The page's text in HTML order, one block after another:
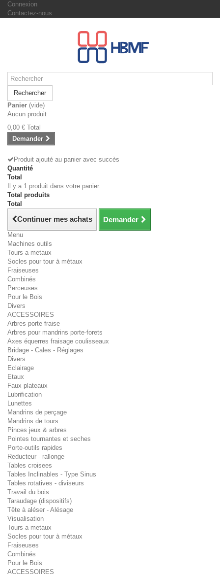
Connexion
Contactez-nous
Rechercher
Panier (vide)
Aucun produit
0,00 € Total
Demander
Produit ajouté au panier avec succès
Quantité
Total
Il y a 1 produit dans votre panier.
Total produits
Total
Continuer mes achats Demander
Menu
Machines outils
Tours a metaux
Socles pour tour à métaux
Fraiseuses
Combinés
Perceuses
Pour le Bois
Divers
ACCESSOIRES
Arbres porte fraise
Arbres pour mandrins porte-forets
Axes équerres fraisage coulisseaux
Bridage - Cales - Réglages
Divers
Eclairage
Etaux
Faux plateaux
Lubrification
Lunettes
Mandrins de perçage
Mandrins de tours
Pinces jeux & arbres
Pointes tournantes et seches
Porte-outils rapides
Reducteur - rallonge
Tables croisees
Tables Inclinables - Type Sinus
Tables rotatives - diviseurs
Travail du bois
Taraudage (dispositifs)
Tête à aléser - Alésage
Visualisation
Tours a metaux
Socles pour tour à métaux
Fraiseuses
Combinés
Pour le Bois
ACCESSOIRES